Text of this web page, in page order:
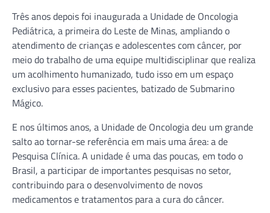
Três anos depois foi inaugurada a Unidade de Oncologia
Pediátrica, a primeira do Leste de Minas, ampliando o
atendimento de crianças e adolescentes com câncer, por
meio do trabalho de uma equipe multidisciplinar que realiza
um acolhimento humanizado, tudo isso em um espaço
exclusivo para esses pacientes, batizado de Submarino
Mágico.
E nos últimos anos, a Unidade de Oncologia deu um grande
salto ao tornar-se referência em mais uma área: a de
Pesquisa Clínica. A unidade é uma das poucas, em todo o
Brasil, a participar de importantes pesquisas no setor,
contribuindo para o desenvolvimento de novos
medicamentos e tratamentos para a cura do câncer.